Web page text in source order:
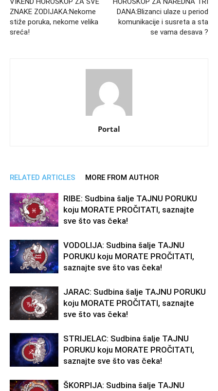
ZNAKE ZODIJAKA:Nekome
stiže poruka, nekome velika
sreća!
DANA:Blizanci ulaze u period
komunikacije i susreta a sta
se vama desava ?
Portal
RELATED ARTICLES MORE FROM AUTHOR
RIBE: Sudbina šalje TAJNU PORUKU
koju MORATE PROČITATI, saznajte
sve što vas čeka!
VODOLIJA: Sudbina šalje TAJNU
PORUKU koju MORATE PROČITATI,
saznajte sve što vas čeka!
JARAC: Sudbina šalje TAJNU PORUKU
koju MORATE PROČITATI, saznajte
sve što vas čeka!
STRIJELAC: Sudbina šalje TAJNU
PORUKU koju MORATE PROČITATI,
saznajte sve što vas čeka!
ŠKORPIJA: Sudbina šalje TAJNU